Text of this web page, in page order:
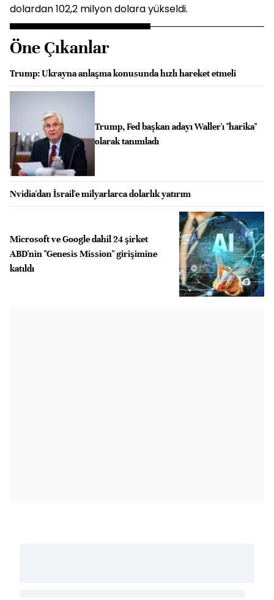
dolardan 102,2 milyon dolara yükseldi.
Öne Çıkanlar
Trump: Ukrayna anlaşma konusunda hızlı hareket etmeli
Trump, Fed başkan adayı Waller'ı "harika"
olarak tanımladı
Nvidia'dan İsrail'e milyarlarca dolarlık yatırım
Microsoft ve Google dahil 24 şirket
ABD'nin "Genesis Mission" girişimine
katıldı